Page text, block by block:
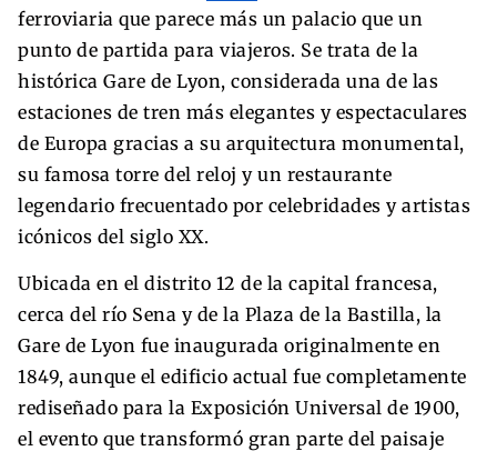
ferroviaria que parece más un palacio que un
punto de partida para viajeros. Se trata de la
histórica Gare de Lyon, considerada una de las
estaciones de tren más elegantes y espectaculares
de Europa gracias a su arquitectura monumental,
su famosa torre del reloj y un restaurante
legendario frecuentado por celebridades y artistas
icónicos del siglo XX.
Ubicada en el distrito 12 de la capital francesa,
cerca del río Sena y de la Plaza de la Bastilla, la
Gare de Lyon fue inaugurada originalmente en
1849, aunque el edificio actual fue completamente
rediseñado para la Exposición Universal de 1900,
el evento que transformó gran parte del paisaje